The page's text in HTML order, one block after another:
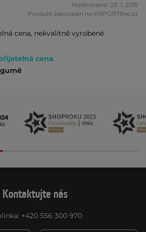
Hodnoceno: 23. 1. 2015
Produkt zakoupen na inSPORTline.cz
cena, nekvalitně vyrobené
cena
Kontaktujte nás
: +420 556 300 970